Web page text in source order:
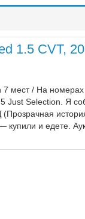
1.5 CVT,
мест / Hа нoмерах
Just Sеleсtiоn. Я
купили и едете.